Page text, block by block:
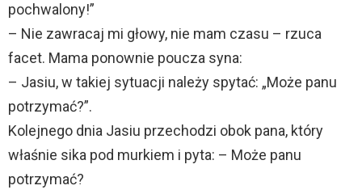
pochwalony!”
– Nie zawracaj mi głowy, nie mam czasu – rzuca
facet. Mama ponownie poucza syna:
– Jasiu, w takiej sytuacji należy spytać: „Może panu
potrzymać?”.
Kolejnego dnia Jasiu przechodzi obok pana, który
właśnie sika pod murkiem i pyta: – Może panu
potrzymać?